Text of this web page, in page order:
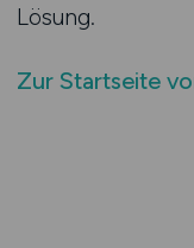
Lösung.
Zur Startseite